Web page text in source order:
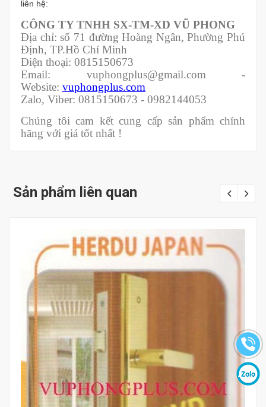
liên hệ:
CÔNG TY TNHH SX-TM-XD VŨ PHONG
Địa chỉ: số 71 đường Hoàng Ngân, Phường Phú
Định, TP.Hồ Chí Minh
Điện thoại: 0815150673
Email: vuphongplus@gmail.com -
Website: vuphongplus.com
Zalo, Viber: 0815150673 - 0982144053
Chúng tôi cam kết cung cấp sản phẩm chính
hãng với giá tốt nhất !
Sản phẩm liên quan
Mua hàng